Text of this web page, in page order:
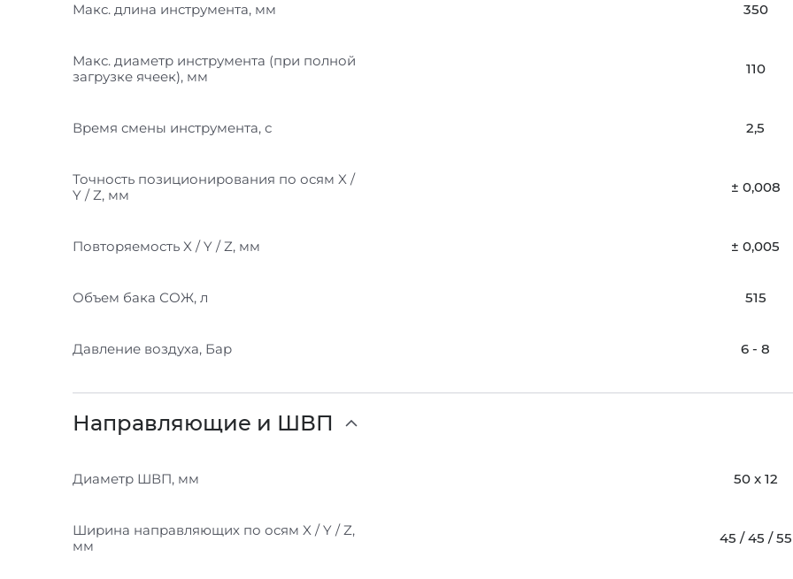
Макс. длина инструмента, мм 350
Макс. диаметр инструмента (при полной
загрузке ячеек), мм
110
Время смены инструмента, с 2,5
Точность позиционирования по осям X /
Y / Z, мм
± 0,008
Повторяемость X / Y / Z, мм ± 0,005
Объем бака СОЖ, л 515
Давление воздуха, Бар 6 - 8
Направляющие и ШВП
Диаметр ШВП, мм 50 x 12
Ширина направляющих по осям X / Y / Z,
мм
45 / 45 / 55